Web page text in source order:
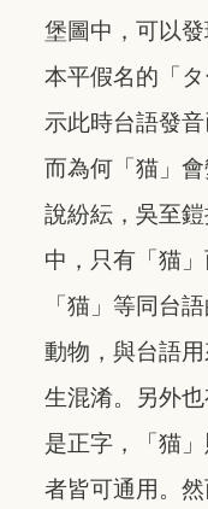
堡圖中，可以
本平假名的「
示此時台語發
而為何「猫」
說紛紜，吳至
中，只有「猫
「猫」等同台
動物，與台語
生混淆。另外也
是正字，「猫
者皆可通用。